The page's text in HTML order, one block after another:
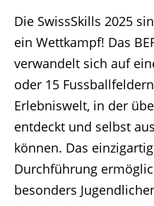
Die SwissSkills 2025
ein Wettkampf! Das
verwandelt sich auf
oder 15
Erlebniswelt, in der
entdeckt und selbst
können. Das
Durchführung
besonders